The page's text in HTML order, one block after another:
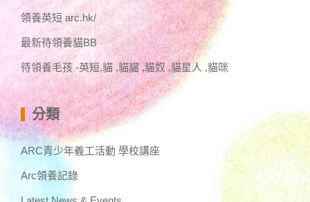
領養英短 arc.hk/
最新待領養貓BB
待領養毛孩 -英短,貓 ,貓貓 ,貓奴 ,貓星人 ,貓咪
分類
ARC青少年義工活動 學校講座
Arc領養記錄